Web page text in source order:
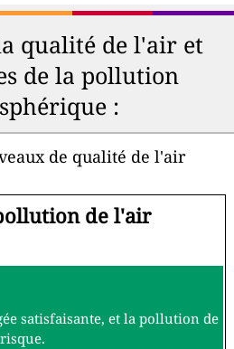
qualité de l'air et
de la pollution
:
de qualité de l'air
de l'air
satisfaisante, et la pollution de